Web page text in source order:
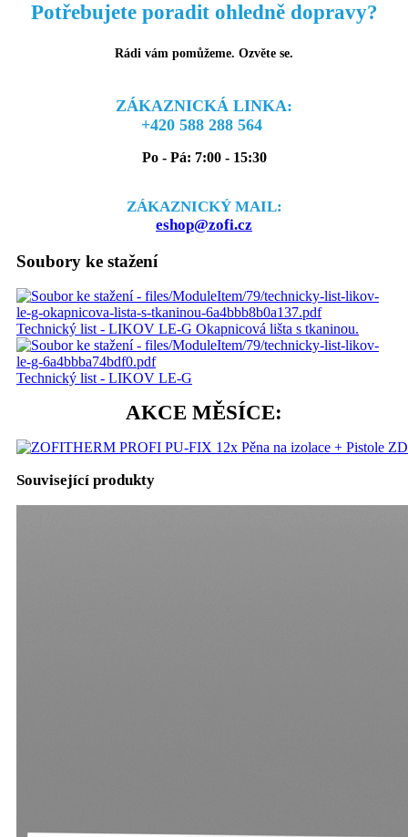
Potřebujete poradit ohledně dopravy?
Rádi vám pomůžeme. Ozvěte se.
ZÁKAZNICKÁ LINKA:
+420 588 288 564
Po - Pá: 7:00 - 15:30
ZÁKAZNICKÝ MAIL:
eshop@zofi.cz
Soubory ke stažení
Technický list - LIKOV LE-G Okapnicová lišta s tkaninou.
Technický list - LIKOV LE-G
AKCE MĚSÍCE:
Související produkty